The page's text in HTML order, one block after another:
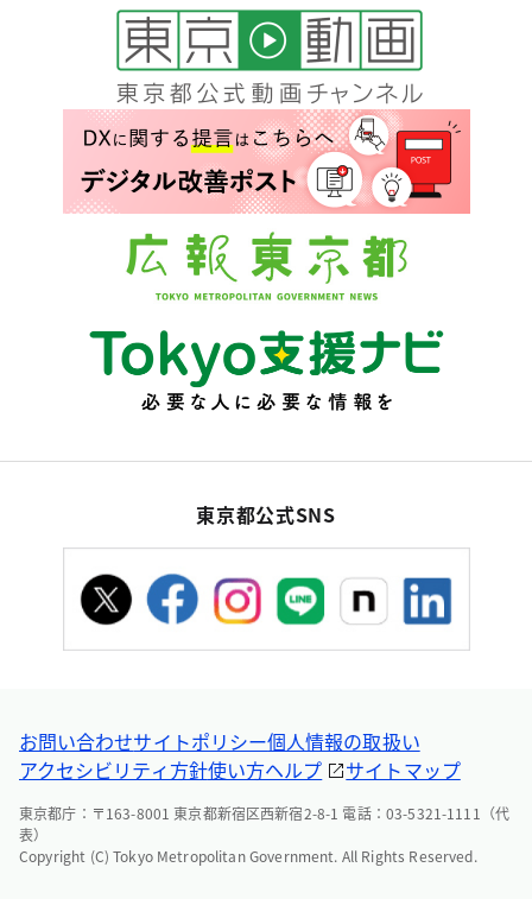
東京都公式SNS
お問い合わせサイトポリシー個人情報の取扱い
アクセシビリティ方針使い方ヘルプ サイトマップ
東京都庁：〒163-8001 東京都新宿区西新宿2-8-1 電話：03-5321-1111（代
表）
Copyright (C) Tokyo Metropolitan Government. All Rights Reserved.